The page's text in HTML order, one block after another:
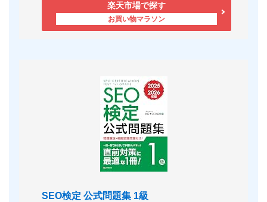
楽天市場で探す
SEO検定 公式問題集 1級